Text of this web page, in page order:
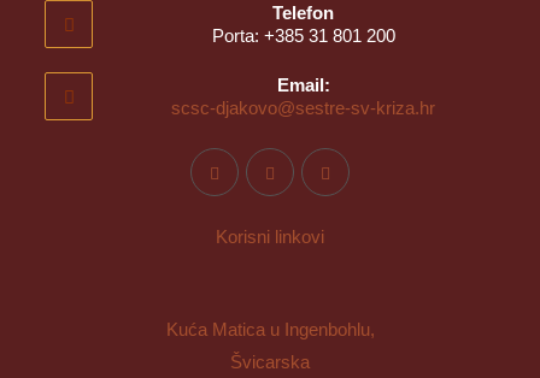
Telefon
Porta: +385 31 801 200
Email:
scsc-djakovo@sestre-sv-kriza.hr
Korisni linkovi
Kuća Matica u Ingenbohlu,
Švicarska